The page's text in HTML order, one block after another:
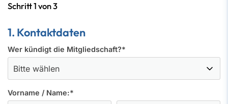
Schritt 1 von 3
1. Kontaktdaten
Wer kündigt die Mitgliedschaft?*
Vorname / Name:*